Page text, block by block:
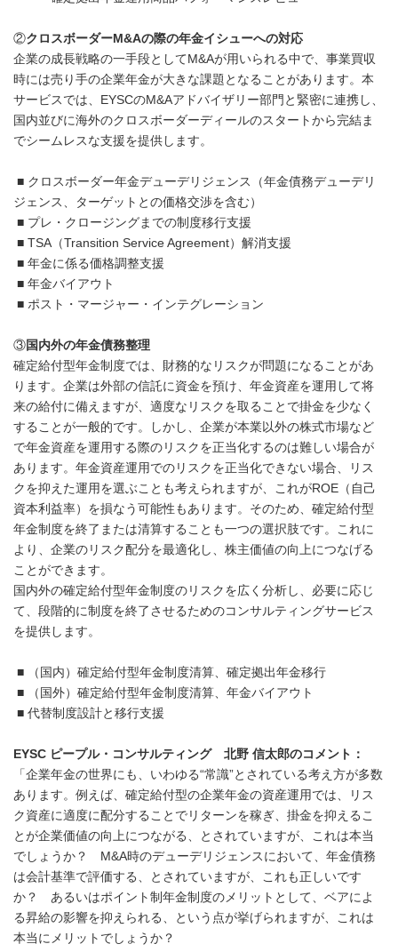
②クロスボーダーM&Aの際の年金イシューへの対応
企業の成長戦略の一手段としてM&Aが用いられる中で、事業買収
時には売り手の企業年金が大きな課題となることがあります。本
サービスでは、EYSCのM&Aアドバイザリー部門と緊密に連携し、
国内並びに海外のクロスボーダーディールのスタートから完結ま
でシームレスな支援を提供します。
■ クロスボーダー年金デューデリジェンス（年金債務デューデリ
ジェンス、ターゲットとの価格交渉を含む）
■ プレ・クロージングまでの制度移行支援
■ TSA（Transition Service Agreement）解消支援
■ 年金に係る価格調整支援
■ 年金バイアウト
■ ポスト・マージャー・インテグレーション
③国内外の年金債務整理
確定給付型年金制度では、財務的なリスクが問題になることがあ
ります。企業は外部の信託に資金を預け、年金資産を運用して将
来の給付に備えますが、適度なリスクを取ることで掛金を少なく
することが一般的です。しかし、企業が本業以外の株式市場など
で年金資産を運用する際のリスクを正当化するのは難しい場合が
あります。年金資産運用でのリスクを正当化できない場合、リス
クを抑えた運用を選ぶことも考えられますが、これがROE（自己
資本利益率）を損なう可能性もあります。そのため、確定給付型
年金制度を終了または清算することも一つの選択肢です。これに
より、企業のリスク配分を最適化し、株主価値の向上につなげる
ことができます。
国内外の確定給付型年金制度のリスクを広く分析し、必要に応じ
て、段階的に制度を終了させるためのコンサルティングサービス
を提供します。
■ （国内）確定給付型年金制度清算、確定拠出年金移行
■ （国外）確定給付型年金制度清算、年金バイアウト
■ 代替制度設計と移行支援
EYSC ピープル・コンサルティング 北野 信太郎のコメント：
「企業年金の世界にも、いわゆる“常識”とされている考え方が多数
あります。例えば、確定給付型の企業年金の資産運用では、リス
ク資産に適度に配分することでリターンを稼ぎ、掛金を抑えるこ
とが企業価値の向上につながる、とされていますが、これは本当
でしょうか？ M&A時のデューデリジェンスにおいて、年金債務
は会計基準で評価する、とされていますが、これも正しいです
か？ あるいはポイント制年金制度のメリットとして、ベアによ
る昇給の影響を抑えられる、という点が挙げられますが、これは
本当にメリットでしょうか？